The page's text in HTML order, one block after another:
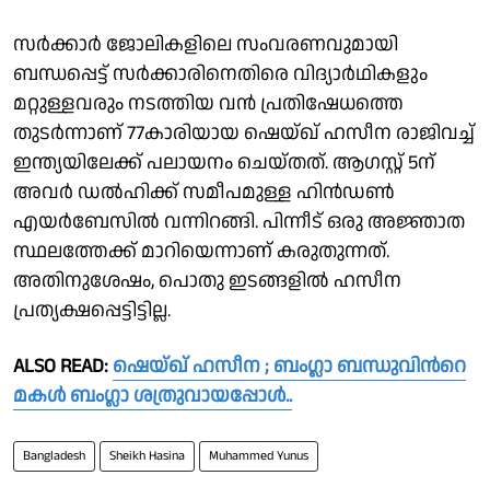
സർക്കാർ ജോലികളിലെ സംവരണവുമായി
ബന്ധപ്പെട്ട് സർക്കാരിനെതിരെ വിദ്യാർഥികളും
മറ്റുള്ളവരും നടത്തിയ വൻ പ്രതിഷേധത്തെ
തുടർന്നാണ് 77കാരിയായ ഷെയ്ഖ് ഹസീന രാജിവച്ച്
ഇന്ത്യയിലേക്ക് പലായനം ചെയ്തത്. ആഗസ്റ്റ് 5ന്
അവർ ഡൽഹിക്ക് സമീപമുള്ള ഹിൻഡൺ
എയർബേസിൽ വന്നിറങ്ങി. പിന്നീട് ഒരു അജ്ഞാത
സ്ഥലത്തേക്ക് മാറിയെന്നാണ് കരുതുന്നത്.
അതിനുശേഷം, പൊതു ഇടങ്ങളിൽ ഹസീന
പ്രത്യക്ഷപ്പെട്ടിട്ടില്ല.
ALSO READ: ഷെയ്ഖ് ഹസീന ; ബംഗ്ലാ ബന്ധുവിന്‍റെ
മകള്‍ ബംഗ്ലാ ശത്രുവായപ്പോൾ..
Bangladesh Sheikh Hasina Muhammed Yunus